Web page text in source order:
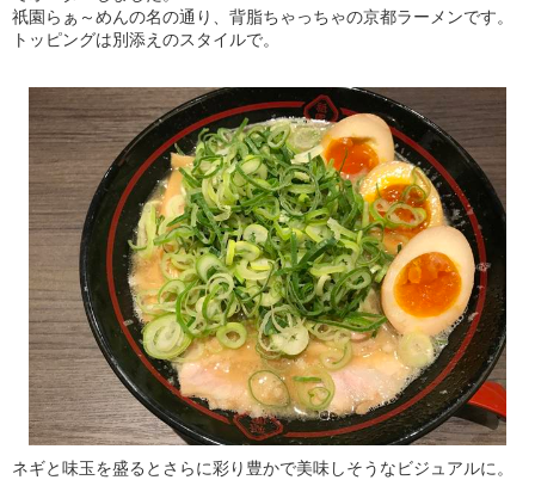
祇園らぁ～めんの名の通り、背脂ちゃっちゃの京都ラーメンです。
トッピングは別添えのスタイルで。
ネギと味玉を盛るとさらに彩り豊かで美味しそうなビジュアルに。